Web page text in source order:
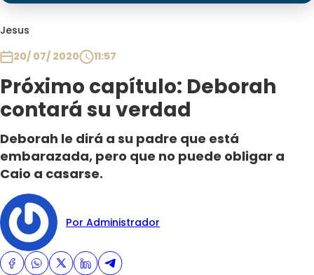
Jesus
20/ 07/ 2020
11:57
Próximo capítulo: Deborah
contará su verdad
Deborah le dirá a su padre que está
embarazada, pero que no puede obligar a
Caio a casarse.
Por Administrador
Contigo en Directo
Plan Perfecto
El Tiempo
Sabingo
Todos Los Programas